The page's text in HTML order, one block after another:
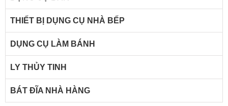
THIẾT BỊ DỤNG CỤ NHÀ BẾP
DỤNG CỤ LÀM BÁNH
LY THỦY TINH
BÁT ĐĨA NHÀ HÀNG